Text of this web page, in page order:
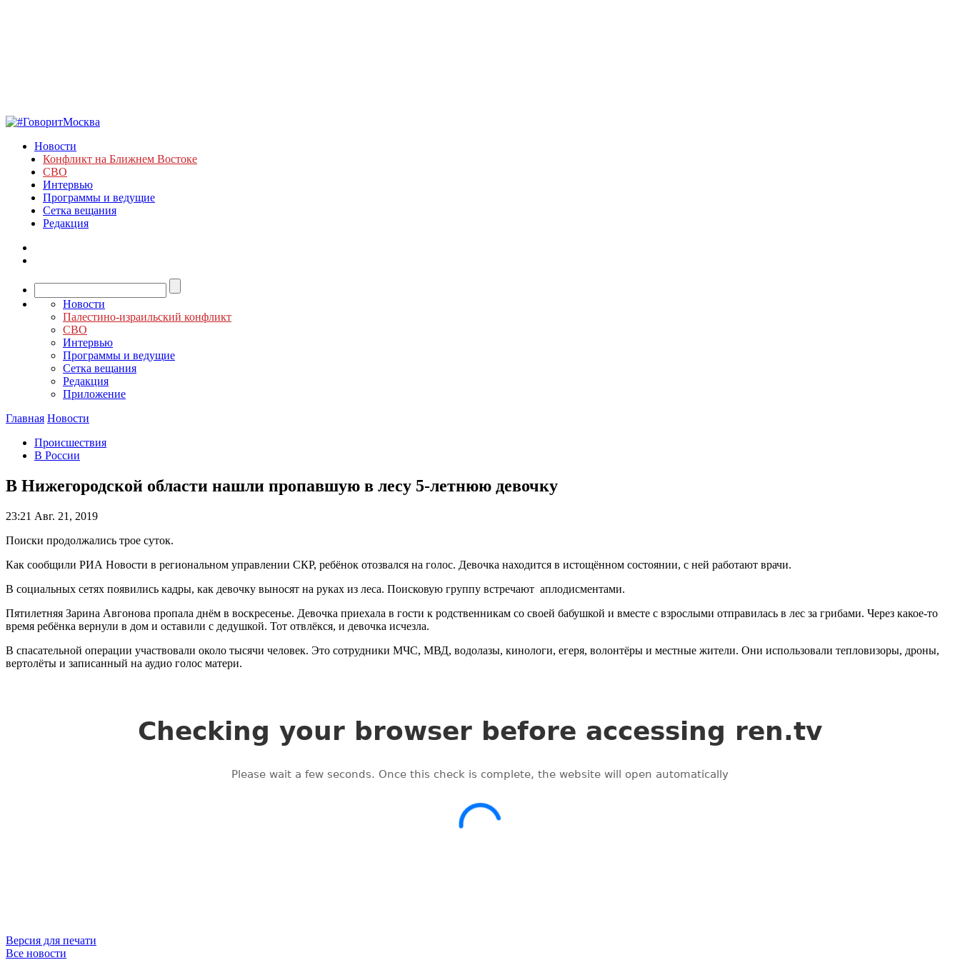
Новости
Конфликт на Ближнем Востоке
СВО
Интервью
Программы и ведущие
Сетка вещания
Редакция
Новости
Палестино-израильский конфликт
СВО
Интервью
Программы и ведущие
Сетка вещания
Редакция
Приложение
Главная Новости
Происшествия
В России
В Нижегородской области нашли пропавшую в лесу 5-летнюю девочку
23:21 Авг. 21, 2019
Поиски продолжались трое суток.
Как сообщили РИА Новости в региональном управлении СКР, ребёнок отозвался на голос. Девочка находится в истощённом состоянии, с ней работают врачи.
В социальных сетях появились кадры, как девочку выносят на руках из леса. Поисковую группу встречают аплодисментами.
Пятилетняя Зарина Авгонова пропала днём в воскресенье. Девочка приехала в гости к родственникам со своей бабушкой и вместе с взрослыми отправилась в лес за грибами. Через какое-то
время ребёнка вернули в дом и оставили с дедушкой. Тот отвлёкся, и девочка исчезла.
В спасательной операции участвовали около тысячи человек. Это сотрудники МЧС, МВД, водолазы, кинологи, егеря, волонтёры и местные жители. Они использовали тепловизоры, дроны,
вертолёты и записанный на аудио голос матери.
Версия для печати
Все новости